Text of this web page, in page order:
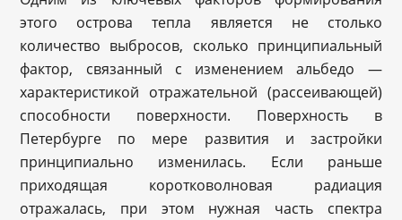
этого острова тепла является не столько
количество выбросов, сколько принципиальный
фактор, связанный с изменением альбедо —
характеристикой отражательной (рассеивающей)
способности поверхности. Поверхность в
Петербурге по мере развития и застройки
принципиально изменилась. Если раньше
приходящая коротковолновая радиация
отражалась, при этом нужная часть спектра